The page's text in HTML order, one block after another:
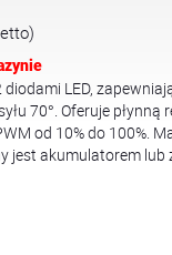
diodami LED,
70°. Oferuje
od 10% do 100%.
jest akumulatorem lub